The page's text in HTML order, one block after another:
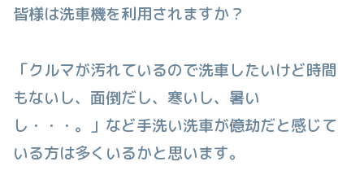
皆様は洗車機を利用されますか？
「クルマが汚れているので洗車したいけど時間
もないし、面倒だし、寒いし、暑い
し・・・。」など手洗い洗車が億劫だと感じて
いる方は多くいるかと思います。